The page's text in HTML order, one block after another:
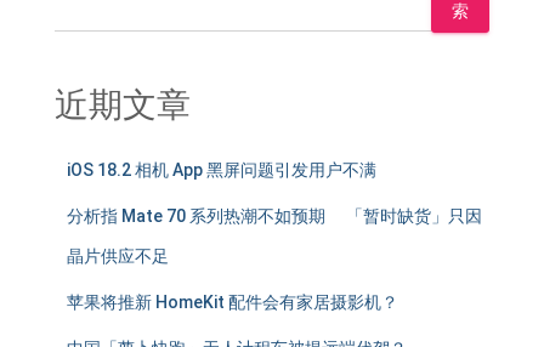
索
近期文章
iOS 18.2 相机 App 黑屏问题引发用户不满
分析指 Mate 70 系列热潮不如预期 「暂时缺货」只因
晶片供应不足
苹果将推新 HomeKit 配件会有家居摄影机？